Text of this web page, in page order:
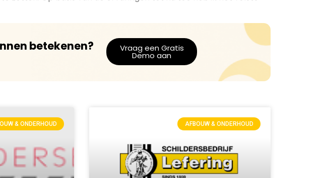
betekenen? Vraag een Gratis
Demo aan
& ONDERHOUD AFBOUW & ONDERHOUD